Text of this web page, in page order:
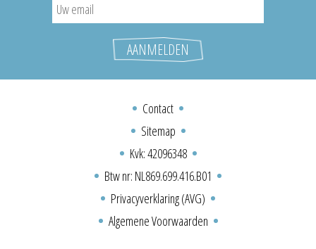
Contact
Sitemap
Kvk: 42096348
Btw nr: NL869.699.416.B01
Privacyverklaring (AVG)
Algemene Voorwaarden